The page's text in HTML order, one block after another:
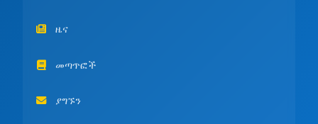
ዜና
መጣጥፎች
ያግኙን